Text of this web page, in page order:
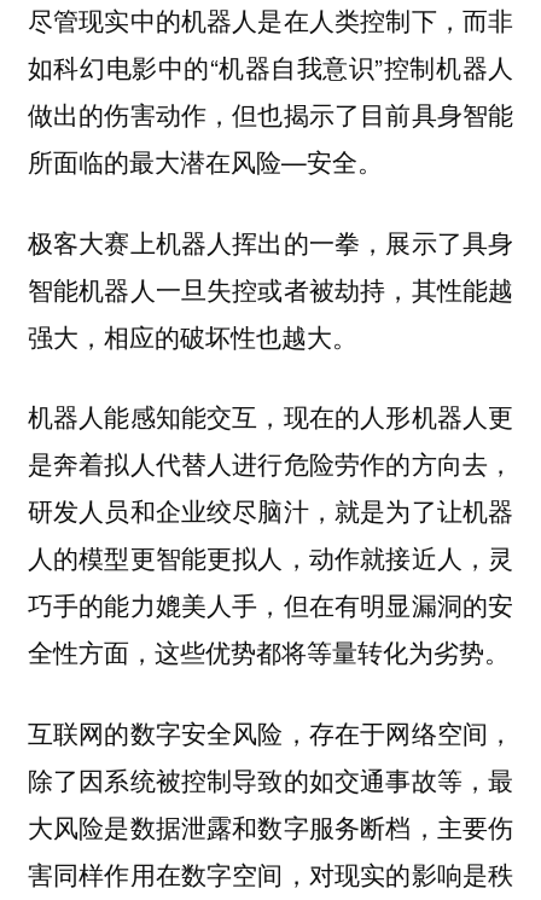
尽管现实中的机器人是在人类控制下，而非
如科幻电影中的“机器自我意识”控制机器人
做出的伤害动作，但也揭示了目前具身智能
所面临的最大潜在风险—安全。
极客大赛上机器人挥出的一拳，展示了具身
智能机器人一旦失控或者被劫持，其性能越
强大，相应的破坏性也越大。
机器人能感知能交互，现在的人形机器人更
是奔着拟人代替人进行危险劳作的方向去，
研发人员和企业绞尽脑汁，就是为了让机器
人的模型更智能更拟人，动作就接近人，灵
巧手的能力媲美人手，但在有明显漏洞的安
全性方面，这些优势都将等量转化为劣势。
互联网的数字安全风险，存在于网络空间，
除了因系统被控制导致的如交通事故等，最
大风险是数据泄露和数字服务断档，主要伤
害同样作用在数字空间，对现实的影响是秩